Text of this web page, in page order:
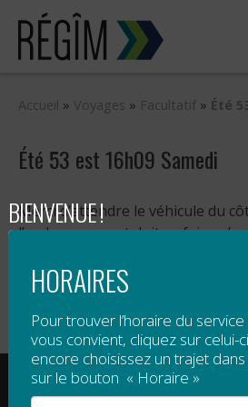
Sauter
contenu
Accueil » Voyages » Facultatif » Été
Été 53 est 16h09 Samedi
Merci d’attendre le véhicule du
l’embarquement doit se faire,
RÉGIE INTERMUNICIPALE DE
BIENVENUE !
HORAIRES
Pour trouver l’horaire du
vous convient, cliquez sur celui-
encore choisissez un trajet
sur le bouton « Horaire »